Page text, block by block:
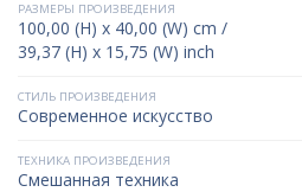
РАЗМЕРЫ ПРОИЗВЕДЕНИЯ
100,00 (H) x 40,00 (W) cm /
39,37 (H) x 15,75 (W) inch
СТИЛЬ ПРОИЗВЕДЕНИЯ
Современное искусство
ТЕХНИКА ПРОИЗВЕДЕНИЯ
Смешанная техника